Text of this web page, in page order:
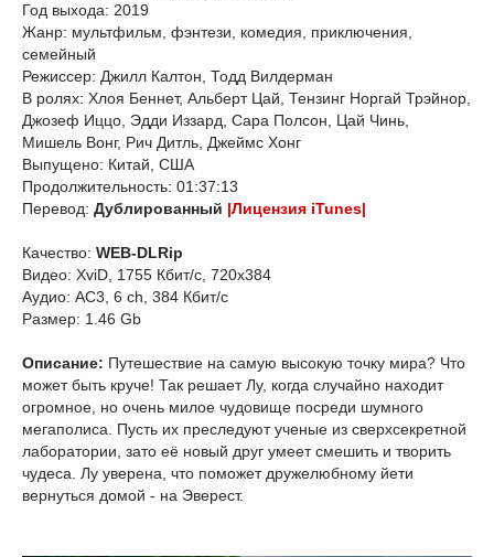
Год выхода: 2019
Жанр: мультфильм, фэнтези, комедия, приключения,
семейный
Режиссер: Джилл Калтон, Тодд Вилдерман
В ролях: Хлоя Беннет, Альберт Цай, Тензинг Норгай Трэйнор,
Джозеф Иццо, Эдди Иззард, Сара Полсон, Цай Чинь,
Мишель Вонг, Рич Дитль, Джеймс Хонг
Выпущено: Китай, США
Продолжительность: 01:37:13
Перевод: Дублированный |Лицензия iTunes|
Качество: WEB-DLRip
Видео: XviD, 1755 Кбит/с, 720x384
Аудио: AC3, 6 ch, 384 Кбит/с
Размер: 1.46 Gb
Описание: Путешествие на самую высокую точку мира? Что
может быть круче! Так решает Лу, когда случайно находит
огромное, но очень милое чудовище посреди шумного
мегаполиса. Пусть их преследуют ученые из сверхсекретной
лаборатории, зато её новый друг умеет смешить и творить
чудеса. Лу уверена, что поможет дружелюбному йети
вернуться домой - на Эверест.